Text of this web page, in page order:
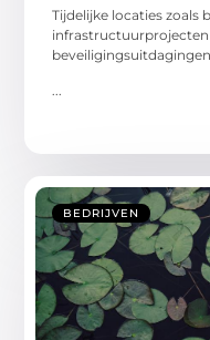
Tijdelijke locaties zoals
BEDRIJVEN